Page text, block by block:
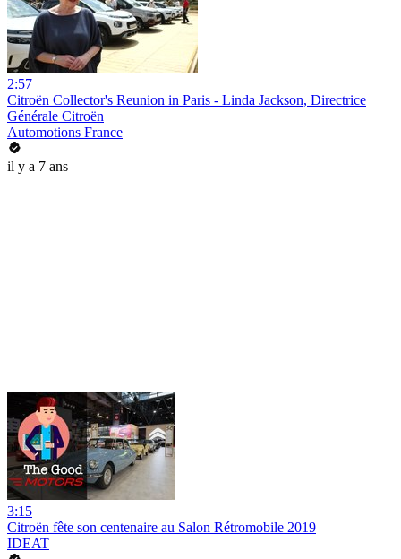
2:57
Citroën Collector's Reunion in Paris - Linda Jackson, Directrice
Générale Citroën
Automotions France
il y a 7 ans
3:15
Citroën fête son centenaire au Salon Rétromobile 2019
IDEAT